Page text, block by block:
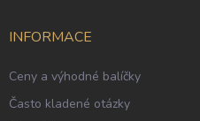
INFORMACE
Ceny a výhodné balíčky
Často kladené otázky